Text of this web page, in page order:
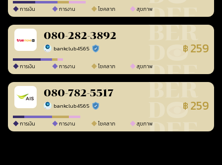
การเงิน การงาน โชคลาภ สุขภาพ
080-282-3892
bankclub4565 ร้านยืนยันแล้ว ฿ 259
การเงิน การงาน โชคลาภ สุขภาพ
080-782-5517
bankclub4565 ร้านยืนยันแล้ว ฿ 259
การเงิน การงาน โชคลาภ สุขภาพ